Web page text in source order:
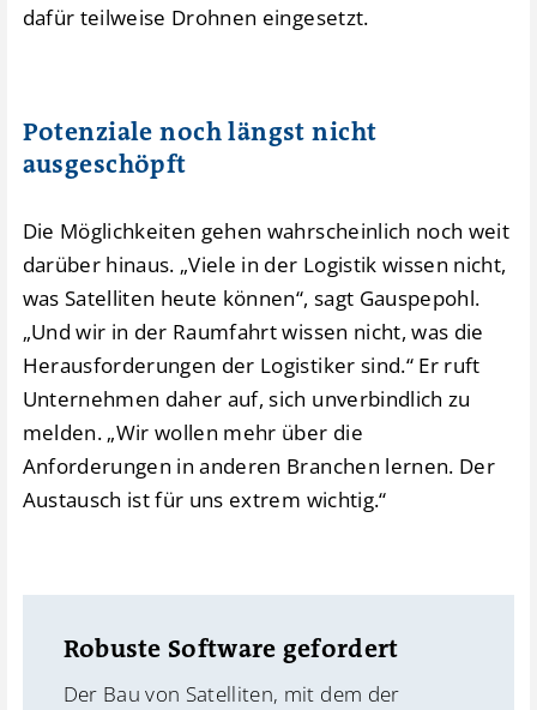
dafür teilweise Drohnen eingesetzt.
Potenziale noch längst nicht
ausgeschöpft
Die Möglichkeiten gehen wahrscheinlich noch weit
darüber hinaus. „Viele in der Logistik wissen nicht,
was Satelliten heute können“, sagt Gauspepohl.
„Und wir in der Raumfahrt wissen nicht, was die
Herausforderungen der Logistiker sind.“ Er ruft
Unternehmen daher auf, sich unverbindlich zu
melden. „Wir wollen mehr über die
Anforderungen in anderen Branchen lernen. Der
Austausch ist für uns extrem wichtig.“
Robuste Software gefordert
Der Bau von Satelliten, mit dem der